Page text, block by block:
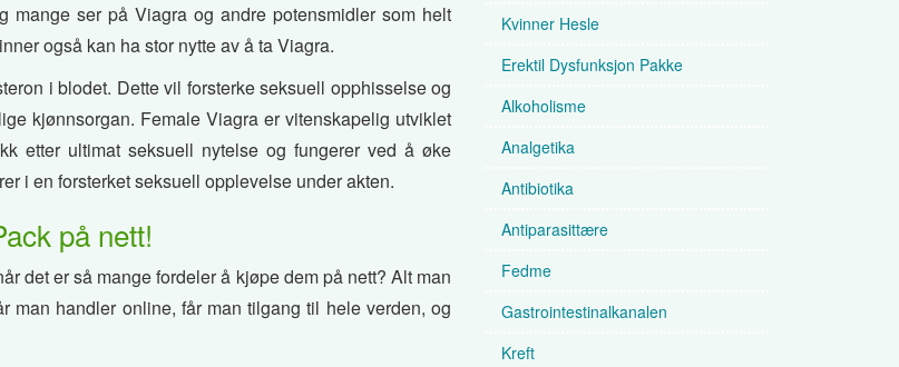
ser på Viagra og andre potensmidler som helt
også kan ha stor nytte av å ta Viagra.
i blodet. Dette vil forsterke seksuell opphisselse og
kjønnsorgan. Female Viagra er vitenskapelig utviklet
etter ultimat seksuell nytelse og fungerer ved å øke
i en forsterket seksuell opplevelse under akten.
på nett!
det er så mange fordeler å kjøpe dem på nett? Alt man
man handler online, får man tilgang til hele verden, og
Kvinner Hesle
Erektil Dysfunksjon Pakke
Alkoholisme
Analgetika
Antibiotika
Antiparasittære
Fedme
Gastrointestinalkanalen
Kreft